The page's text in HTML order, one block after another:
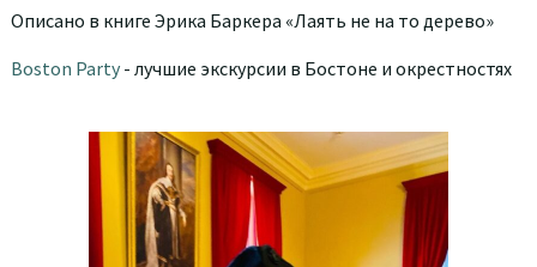
Описано в книге Эрика Баркера «Лаять не на то дерево»
Boston Party - лучшие экскурсии в Бостоне и окрестностях